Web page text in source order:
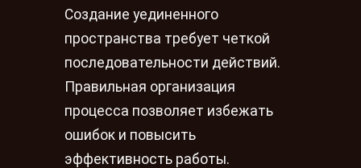
Создание уединенного
пространства требует четкой
последовательности действий.
Правильная организация
процесса позволяет избежать
ошибок и повысить
эффективность работы.